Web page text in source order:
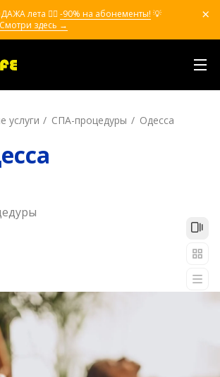
лета ❤️‍🔥 -90% на абонементы! 💡
Смотри здесь →
услуги СПА-процедуры Одесса